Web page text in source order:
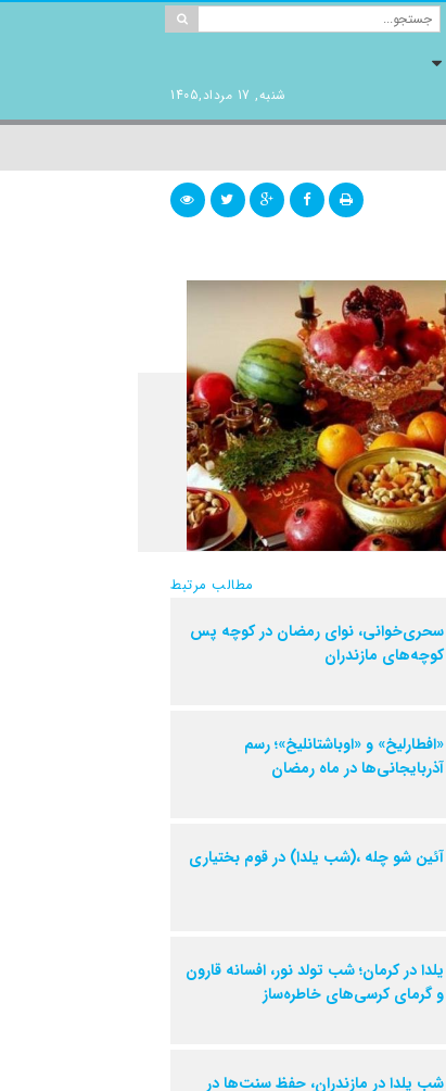
شنبه, 17 مرداد,1405
مطالب مرتبط
سحری‌خوانی، نوای رمضان در کوچه پس
کوچه‌های مازندران
«افطارلیخ» و «اوباشتانلیخ»؛ رسم
آذربایجانی‌ها در ماه رمضان
آئین شو چله ،(شب یلدا) در قوم بختیاری
یلدا در کرمان؛ شب تولد نور، افسانه قارون
و گرمای کرسی‌های خاطره‌ساز
شب یلدا در مازندران، حفظ سنت‌ها در